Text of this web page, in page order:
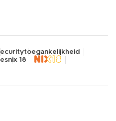
toegankelijkheid
nix 18